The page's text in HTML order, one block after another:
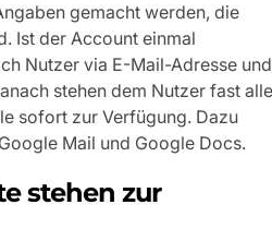
gemacht werden, die
Ist der Account einmal
Nutzer via E-Mail-Adresse und
stehen dem Nutzer fast alle
sofort zur Verfügung. Dazu
Mail und Google Docs.
stehen zur